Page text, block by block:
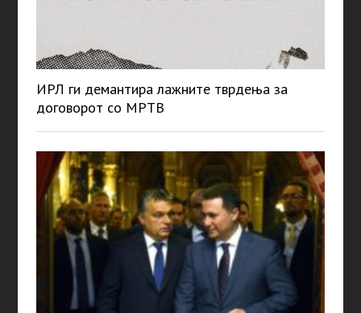
ИРЛ ги демантира лажните тврдења за
договорот со МРТВ